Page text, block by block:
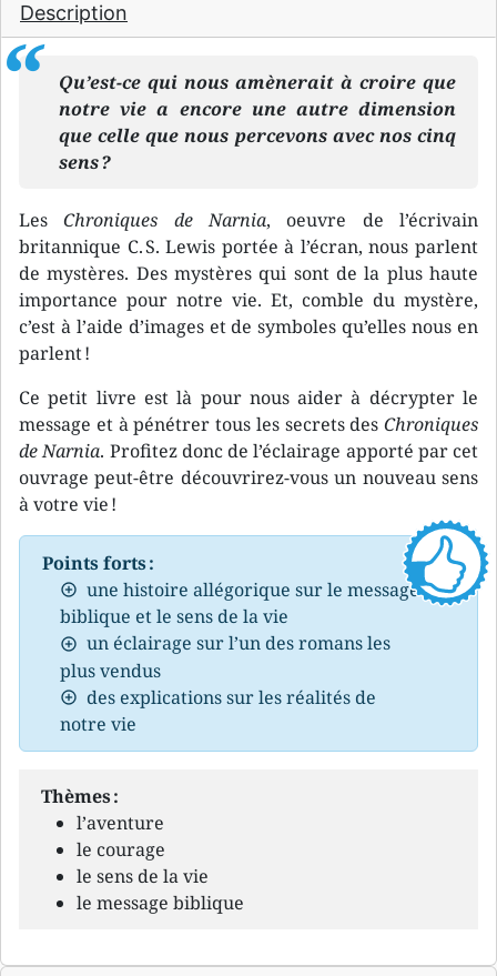
Description
Qu’est-ce qui nous amènerait à croire que
notre vie a encore une autre dimension
que celle que nous percevons avec nos cinq
sens ?
LesChroniques de Narnia, oeuvre de l’écrivain
britannique C. S. Lewis portée à l’écran, nous parlent
de mystères. Des mystères qui sont de la plus haute
importance pour notre vie. Et, comble du mystère,
c’est à l’aide d’images et de symboles qu’elles nous en
parlent !
Ce petit livre est là pour nous aider à décrypter le
message et à pénétrer tous les secrets des Chroniques
de Narnia. Profitez donc de l’éclairage apporté par cet
ouvrage peut-être découvrirez-vous un nouveau sens
à votre vie !
Points forts :
une histoire allégorique sur le message
biblique et le sens de la vie
un éclairage sur l’un des romans les
plus vendus
des explications sur les réalités de
notre vie
Thèmes :
l’aventure
le courage
le sens de la vie
le message biblique